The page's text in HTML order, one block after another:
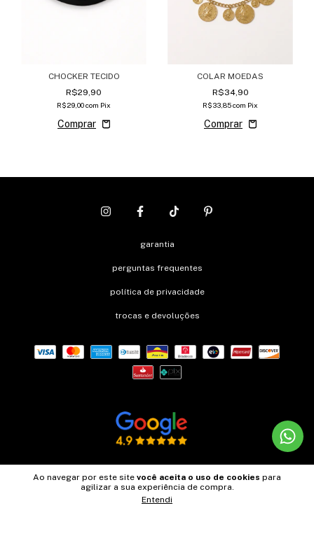
Ao navegar por este site você aceita o uso de cookies para
agilizar a sua experiência de compra.
Entendi
CHOCKER TECIDO
R$29,90
R$29,00com Pix
COLAR MOEDAS
R$34,90
R$33,85com Pix
garantia
perguntas frequentes
política de privacidade
trocas e devoluções
Copyright BAVI Joias - 46039732000196 - 2026. Todos os direitos reservados.